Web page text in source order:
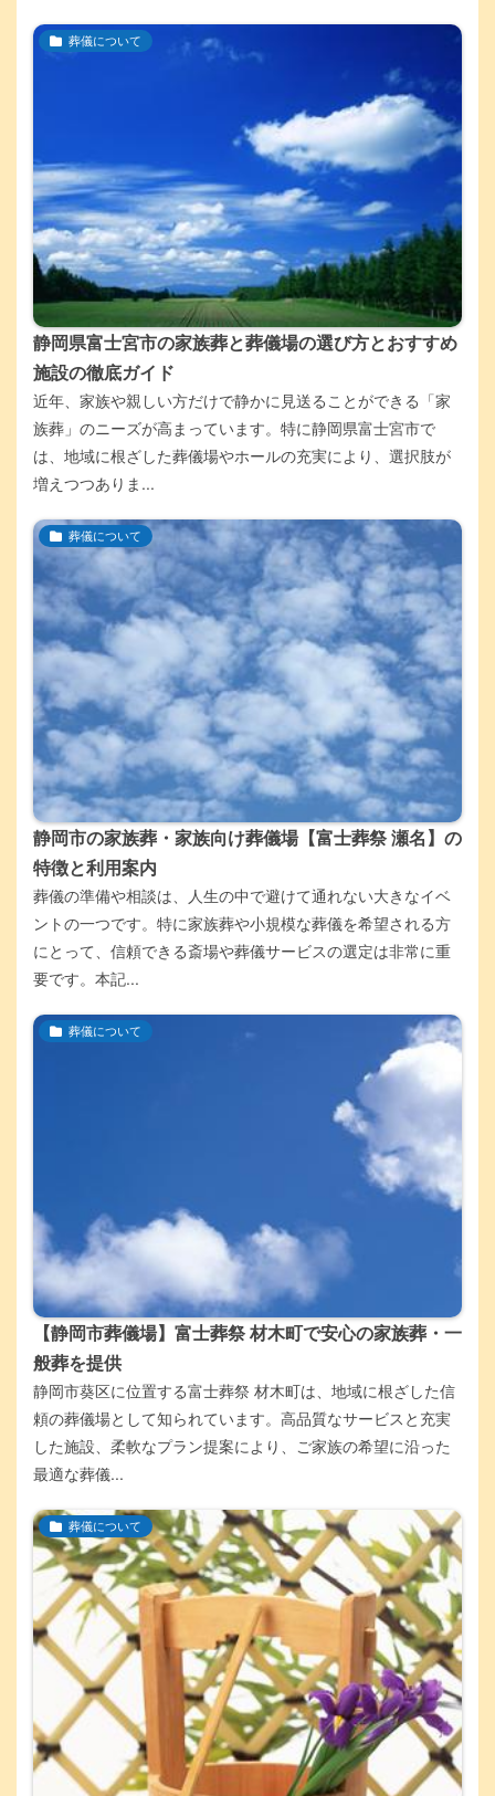
葬儀について
静岡県富士宮市の家族葬と葬儀場の選び方とおすすめ
施設の徹底ガイド
近年、家族や親しい方だけで静かに見送ることができる「家
族葬」のニーズが高まっています。特に静岡県富士宮市で
は、地域に根ざした葬儀場やホールの充実により、選択肢が
増えつつありま...
葬儀について
静岡市の家族葬・家族向け葬儀場【富士葬祭 瀬名】の
特徴と利用案内
葬儀の準備や相談は、人生の中で避けて通れない大きなイベ
ントの一つです。特に家族葬や小規模な葬儀を希望される方
にとって、信頼できる斎場や葬儀サービスの選定は非常に重
要です。本記...
葬儀について
【静岡市葬儀場】富士葬祭 材木町で安心の家族葬・一
般葬を提供
静岡市葵区に位置する富士葬祭 材木町は、地域に根ざした信
頼の葬儀場として知られています。高品質なサービスと充実
した施設、柔軟なプラン提案により、ご家族の希望に沿った
最適な葬儀...
葬儀について